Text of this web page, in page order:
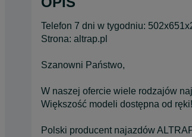
Telefon 7 dni w tygodniu:
Strona: altrap.pl
Szanowni Państwo,
W naszej ofercie wiele rodzajów
Większość modeli dostępna od ręki!
Polski producent najazdów